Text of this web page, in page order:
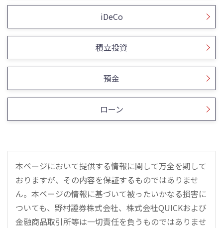
iDeCo
積立投資
預金
ローン
本ページにおいて提供する情報に関して万全を期して
おりますが、その内容を保証するものではありませ
ん。本ページの情報に基づいて被ったいかなる損害に
ついても、野村證券株式会社、株式会社QUICKおよび
金融商品取引所等は一切責任を負うものではありませ